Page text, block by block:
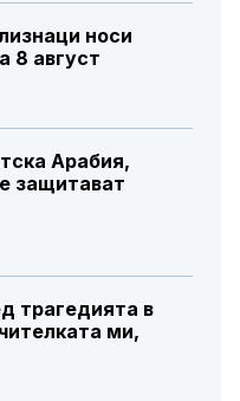
носи
8 август
Арабия,
защитават
трагедията в
ми,